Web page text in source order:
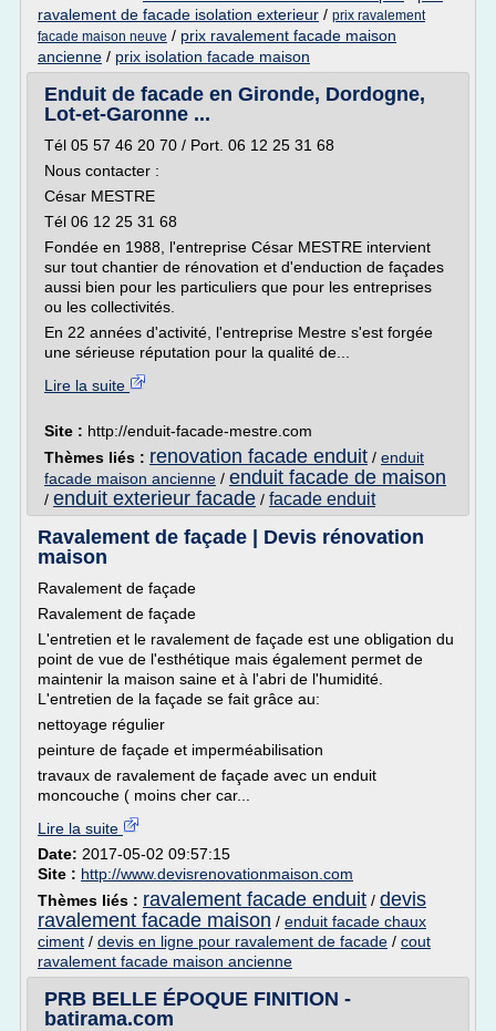
ravalement de facade isolation exterieur / prix ravalement
facade maison neuve / prix ravalement facade maison
ancienne / prix isolation facade maison
Enduit de facade en Gironde, Dordogne,
Lot-et-Garonne ...
Tél 05 57 46 20 70 / Port. 06 12 25 31 68
Nous contacter :
César MESTRE
Tél 06 12 25 31 68
Fondée en 1988, l'entreprise César MESTRE intervient
sur tout chantier de rénovation et d'enduction de façades
aussi bien pour les particuliers que pour les entreprises
ou les collectivités.
En 22 années d'activité, l'entreprise Mestre s'est forgée
une sérieuse réputation pour la qualité de...
Lire la suite
Site : http://enduit-facade-mestre.com
Thèmes liés : renovation facade enduit / enduit
facade maison ancienne / enduit facade de maison
/ enduit exterieur facade / facade enduit
Ravalement de façade | Devis rénovation
maison
Ravalement de façade
Ravalement de façade
L'entretien et le ravalement de façade est une obligation du
point de vue de l'esthétique mais également permet de
maintenir la maison saine et à l'abri de l'humidité.
L'entretien de la façade se fait grâce au:
nettoyage régulier
peinture de façade et imperméabilisation
travaux de ravalement de façade avec un enduit
moncouche ( moins cher car...
Lire la suite
Date: 2017-05-02 09:57:15
Site : http://www.devisrenovationmaison.com
Thèmes liés : ravalement facade enduit / devis
ravalement facade maison / enduit facade chaux
ciment / devis en ligne pour ravalement de facade / cout
ravalement facade maison ancienne
PRB BELLE ÉPOQUE FINITION -
batirama.com